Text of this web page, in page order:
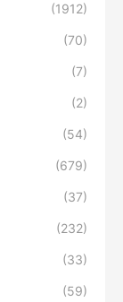
(1912)
(70)
(7)
(2)
(54)
(679)
(37)
(232)
(33)
(59)